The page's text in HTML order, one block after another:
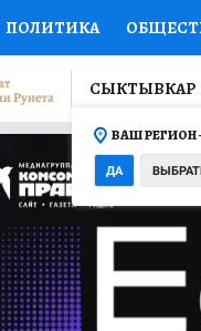
ПОЛИТИКА
КОЛУМНИСТЫ
ОТКРЫВАЕМ
ПРОМОКОДЫ
ТЕЛЕВИЗОР
НА САЙТЕ
СЫКТЫВКАР
ВАШ РЕГИОН
ДА